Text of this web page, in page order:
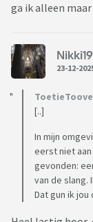
ga ik alleen
23-12-
[..]
In mijn
eerst niet
gevonden:
van de slang.
Dat gun ik jou